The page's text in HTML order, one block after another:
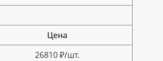
Цена
26810 ₽/шт.